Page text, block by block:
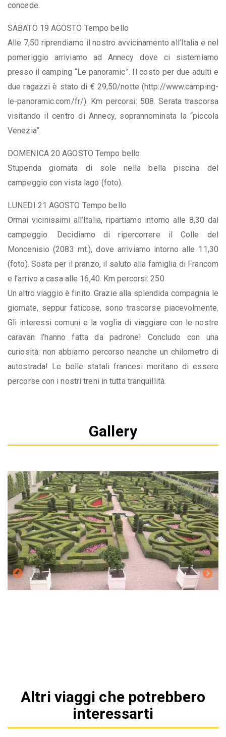
concede.
SABATO 19 AGOSTO Tempo bello
Alle 7,50 riprendiamo il nostro avvicinamento all’Italia e nel
pomeriggio arriviamo ad Annecy dove ci sistemiamo
presso il camping “Le panoramic”. Il costo per due adulti e
due ragazzi è stato di € 29,50/notte (http://www.camping-
le-panoramic.com/fr/). Km percorsi: 508. Serata trascorsa
visitando il centro di Annecy, soprannominata la “piccola
Venezia”.
DOMENICA 20 AGOSTO Tempo bello
Stupenda giornata di sole nella bella piscina del
campeggio con vista lago (foto).
LUNEDI 21 AGOSTO Tempo bello
Ormai vicinissimi all’Italia, ripartiamo intorno alle 8,30 dal
campeggio. Decidiamo di ripercorrere il Colle del
Moncenisio (2083 mt.), dove arriviamo intorno alle 11,30
(foto). Sosta per il pranzo, il saluto alla famiglia di Francom
e l’arrivo a casa alle 16,40. Km percorsi: 250.
Un altro viaggio è finito. Grazie alla splendida compagnia le
giornate, seppur faticose, sono trascorse piacevolmente.
Gli interessi comuni e la voglia di viaggiare con le nostre
caravan l’hanno fatta da padrone! Concludo con una
curiosità: non abbiamo percorso neanche un chilometro di
autostrada! Le belle statali francesi meritano di essere
percorse con i nostri treni in tutta tranquillità.
Gallery
Altri viaggi che potrebbero
interessarti